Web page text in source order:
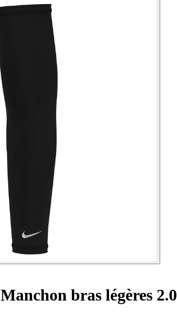
Manchon bras légères 2.0